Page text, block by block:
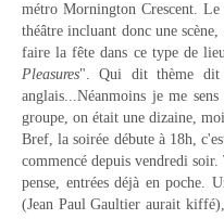
métro Mornington Crescent.
théâtre incluant donc une
faire la fête dans ce type de
Pleasures". Qui dit thème dit
anglais...Néanmoins je me
groupe, on était une dizaine,
Bref, la soirée débute à 18h,
commencé depuis vendredi
pense, entrées déjà en poche.
(Jean Paul Gaultier aurait